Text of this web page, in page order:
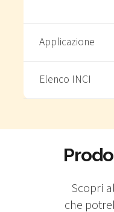
Applicazione
Elenco INCI
Scopri
che